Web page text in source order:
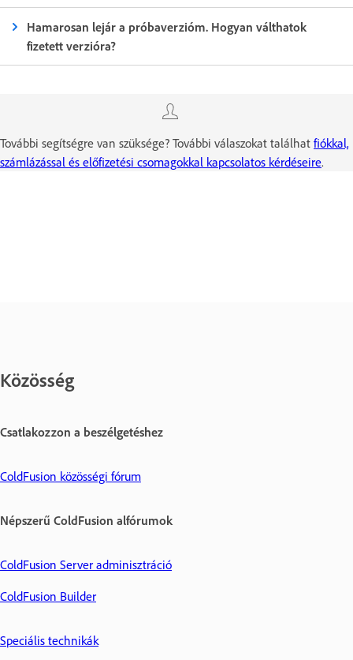
Hamarosan lejár a próbaverzióm. Hogyan válthatok
fizetett verzióra?
További segítségre van szüksége? További válaszokat találhat fiókkal,
számlázással és előfizetési csomagokkal kapcsolatos kérdéseire.
Közösség
Csatlakozzon a beszélgetéshez
ColdFusion közösségi fórum
Népszerű ColdFusion alfórumok
ColdFusion Server adminisztráció
ColdFusion Builder
Speciális technikák